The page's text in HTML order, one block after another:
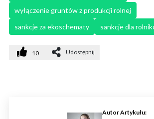
wyłączenie gruntów z produkcji rolnej
sankcje za ekoschematy
sankcje dla
10 Udostępnij
Autor Artykułu: